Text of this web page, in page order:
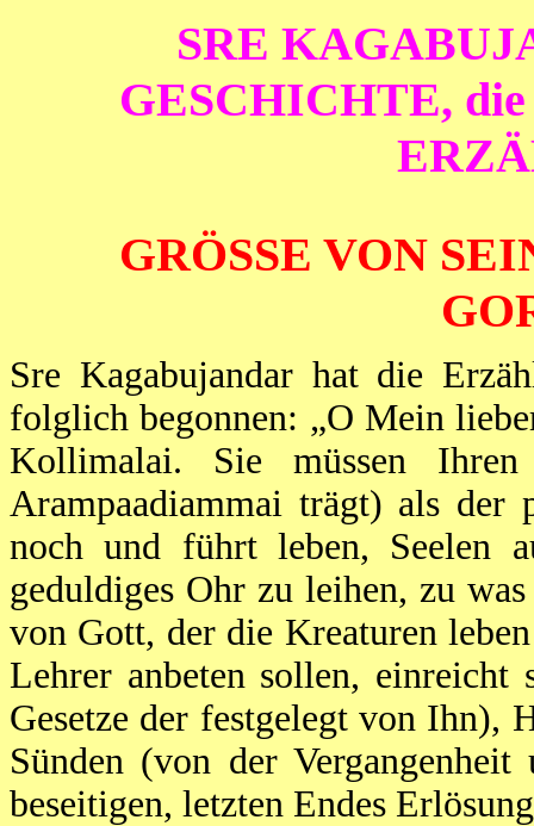
SRE
GESCHICHTE,
GRÖSSE VON
Sre Kagabujandar hat die
folglich begonnen: „O Mein
Kollimalai. Sie müssen
Arampaadiammai trägt) als der
noch und führt leben, Seelen
geduldiges Ohr zu leihen, zu
von Gott, der die Kreaturen
Lehrer anbeten sollen,
Gesetze der festgelegt von Ihn),
Sünden (von der
beseitigen, letzten Endes